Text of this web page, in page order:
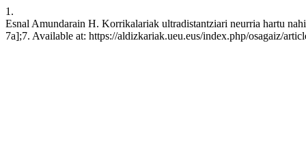
1.
Esnal Amundarain H. Korrikalariak ultradistantziari neurria hartu
7a];7. Available at: https://aldizkariak.ueu.eus/index.php/osagaiz/